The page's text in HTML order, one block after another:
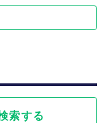
索する